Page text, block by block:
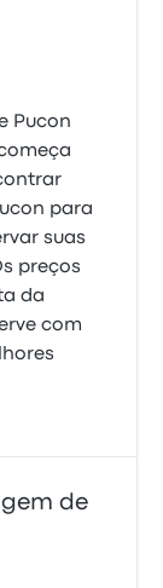
Pucon
para
suas
preços
da
com
de